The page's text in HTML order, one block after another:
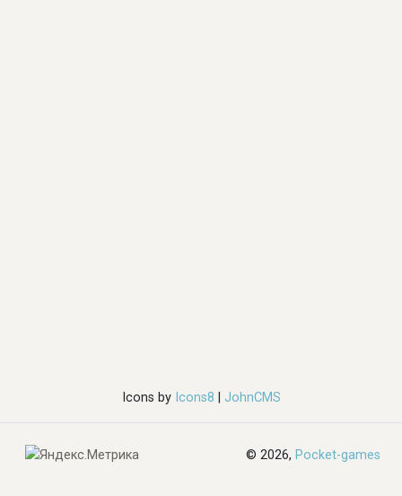
Icons byIcons8 JohnCMS
© 2026, Pocket-games